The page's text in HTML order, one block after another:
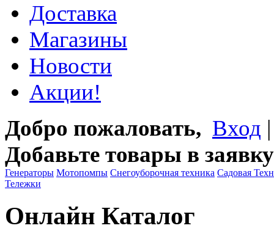
Доставка
Магазины
Новости
Акции!
Добро пожаловать, Вход
Добавьте товары в заявку
Генераторы Мотопомпы Снегоуборочная техника Садовая
Тележки
Онлайн Каталог